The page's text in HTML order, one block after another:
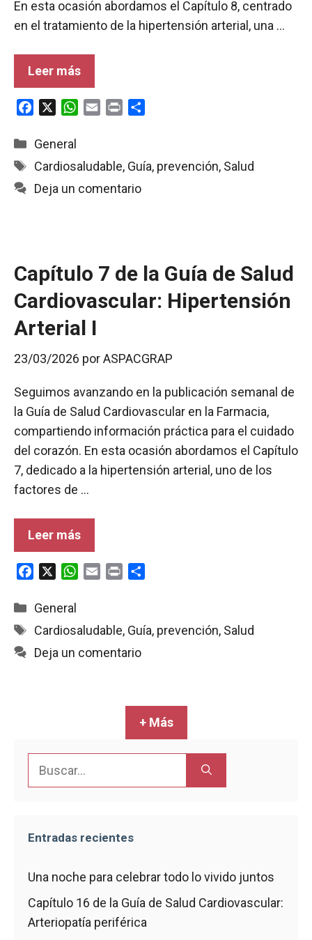
En esta ocasión abordamos el Capítulo 8, centrado
en el tratamiento de la hipertensión arterial, una …
Leer más
c
b
o
W
s
A
l
t
a
Categorías
General
Etiquetas
Cardiosaludable, Guía, prevención, Salud
Deja un comentario
Capítulo 7 de la Guía de Salud
Cardiovascular: Hipertensión
Arterial I
23/03/2026 porASPACGRAP
Seguimos avanzando en la publicación semanal de
la Guía de Salud Cardiovascular en la Farmacia,
compartiendo información práctica para el cuidado
del corazón. En esta ocasión abordamos el Capítulo
7, dedicado a la hipertensión arterial, uno de los
factores de …
Leer más
c
b
o
W
s
A
l
t
a
r
Categorías
General
Etiquetas
Cardiosaludable, Guía, prevención, Salud
Deja un comentario
+ Más
Entradas recientes
Una noche para celebrar todo lo vivido juntos
Capítulo 16 de la Guía de Salud Cardiovascular:
Arteriopatía periférica